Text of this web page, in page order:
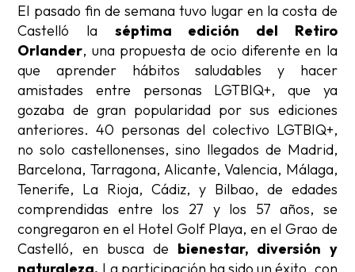
El pasado fin de semana tuvo lugar en la costa de
Castelló la séptima edición del Retiro
Orlander, una propuesta de ocio diferente en la
que aprender hábitos saludables y hacer
amistades entre personas LGTBIQ+, que ya
gozaba de gran popularidad por sus ediciones
anteriores. 40 personas del colectivo LGTBIQ+,
no solo castellonenses, sino llegados de Madrid,
Barcelona, Tarragona, Alicante, Valencia, Málaga,
Tenerife, La Rioja, Cádiz, y Bilbao, de edades
comprendidas entre los 27 y los 57 años, se
congregaron en el Hotel Golf Playa, en el Grao de
Castelló, en busca de bienestar, diversión y
naturaleza. La participación ha sido un éxito, con